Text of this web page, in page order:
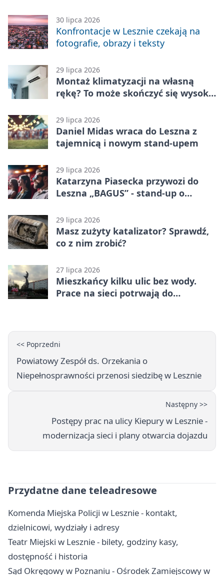
30 lipca 2026
Konfrontacje w Lesznie czekają na
fotografie, obrazy i teksty
29 lipca 2026
Montaż klimatyzacji na własną
rękę? To może skończyć się wysoką
29 lipca 2026
Daniel Midas wraca do Leszna z
tajemnicą i nowym stand-upem
29 lipca 2026
Katarzyna Piasecka przywozi do
Leszna „BAGUS” - stand-up o
29 lipca 2026
Masz zużyty katalizator? Sprawdź,
co z nim zrobić?
27 lipca 2026
Mieszkańcy kilku ulic bez wody.
Prace na sieci potrwają do
<< Poprzedni
Powiatowy Zespół ds. Orzekania o
Niepełnosprawności przenosi siedzibę w Lesznie
Następny >>
Postępy prac na ulicy Kiepury w Lesznie -
modernizacja sieci i plany otwarcia dojazdu
Przydatne dane teleadresowe
Komenda Miejska Policji w Lesznie - kontakt,
dzielnicowi, wydziały i adresy
Teatr Miejski w Lesznie - bilety, godziny kasy,
dostępność i historia
Sąd Okręgowy w Poznaniu - Ośrodek Zamiejscowy w